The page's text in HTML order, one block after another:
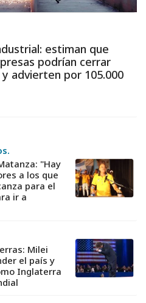
estiman que
podrían cerrar
advierten por 105.000
"Hay
a los que
para el
ir a
Milei
el país y
Inglaterra